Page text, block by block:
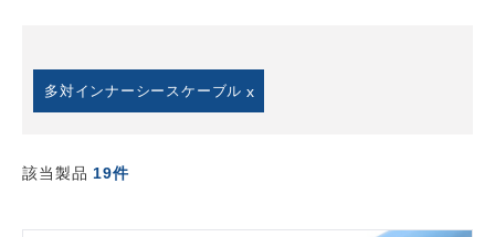
多対インナーシースケーブル
該当製品 19件